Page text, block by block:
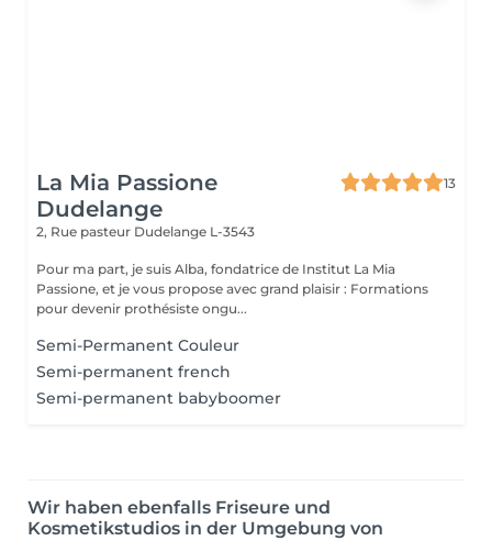
La Mia Passione
Dudelange
13
2, Rue pasteur Dudelange L-3543
Pour ma part, je suis Alba, fondatrice de Institut La Mia
Passione, et je vous propose avec grand plaisir : Formations
pour devenir prothésiste ongu...
Semi-Permanent Couleur
Semi-permanent french
Semi-permanent babyboomer
Wir haben ebenfalls Friseure und
Kosmetikstudios in der Umgebung von